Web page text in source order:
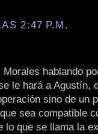
2:47 P.M.
hablando
le hará a Agustín,
sino de un
sea compatible
lo que se llama la